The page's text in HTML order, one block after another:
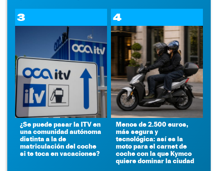
3
¿Se puede pasar la ITV en
una comunidad autónoma
distinta a la de
matriculación del coche
si te toca en vacaciones?
4
Menos de 2.500 euros,
más segura y
tecnológica: así es la
moto para el carnet de
coche con la que Kymco
quiere dominar la ciudad